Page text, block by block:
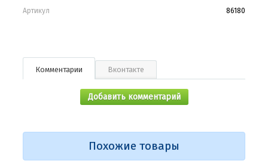
Артикул 86180
Комментарии Вконтакте
Добавить комментарий
Похожие товары